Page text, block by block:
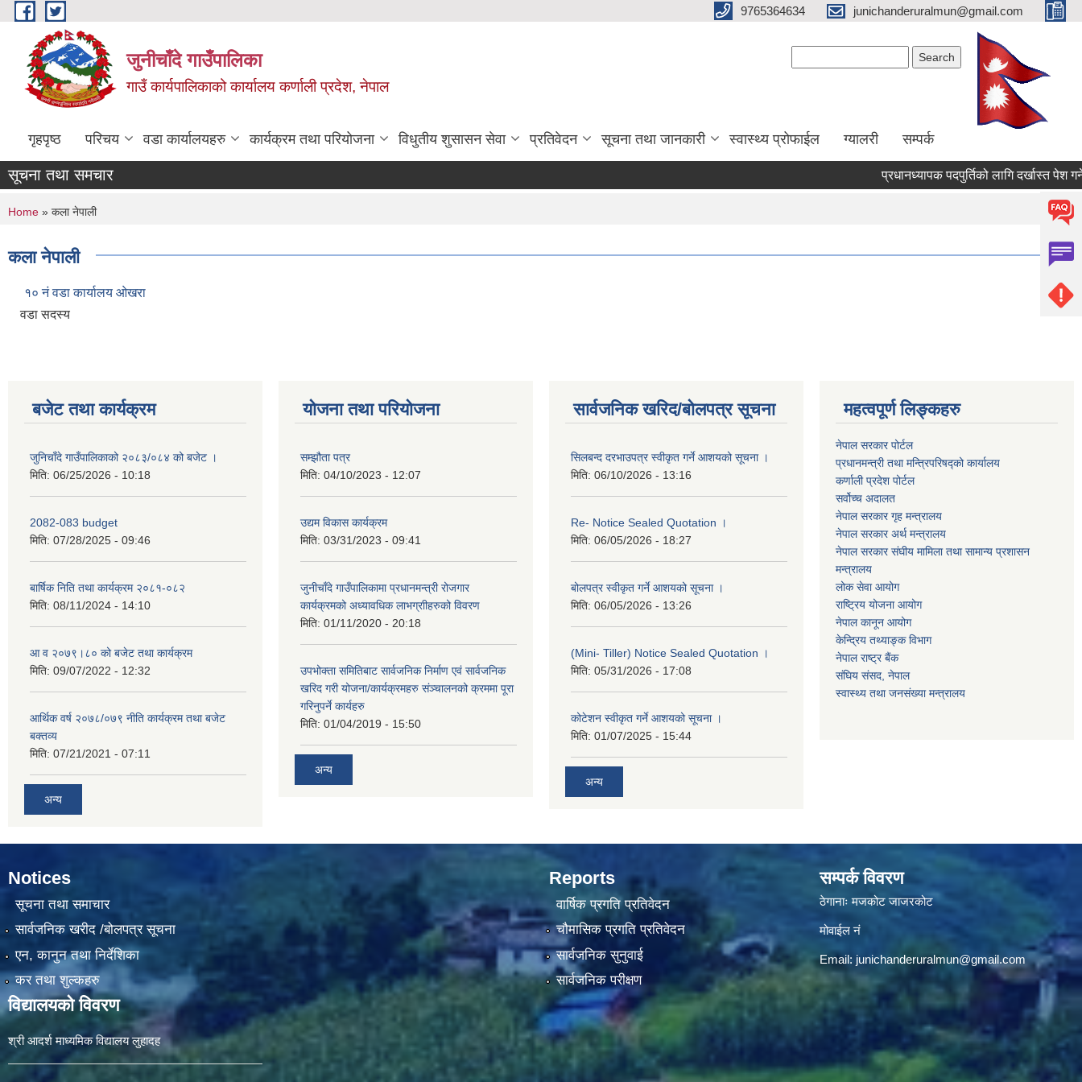
Skip to main content 9765364634 junichanderuralmun@gmail.com
जुनीचाँदे गाउँपालिका
गाउँ कार्यपालिकाको कार्यालय कर्णाली प्रदेश, नेपाल
गृहपृष्ठ परिचय वडा कार्यालयहरु कार्यक्रम तथा परियोजना विधुतीय शुसासन सेवा प्रतिवेदन सूचना तथा जानकारी स्वास्थ्य प्रोफाईल ग्यालरी सम्पर्क
सूचना तथा समचार प्रधानध्यापक पदपुर्तिको लागि दर्खास्त पेश गर्ने
You are here
Home » कला नेपाली
कला नेपाली
१० नं वडा कार्यालय ओखरा
वडा सदस्य
बजेट तथा कार्यक्रम
जुनिचाँदे गाउँपालिकाको २०८३/०८४ को बजेट ।
मिति: 06/25/2026 - 10:18
2082-083 budget
मिति: 07/28/2025 - 09:46
बार्षिक निति तथा कार्यक्रम २०८१-०८२
मिति: 08/11/2024 - 14:10
आ व २०७९।८० को बजेट तथा कार्यक्रम
मिति: 09/07/2022 - 12:32
आर्थिक वर्ष २०७८/०७९ नीति कार्यक्रम तथा बजेट
बक्तव्य
मिति: 07/21/2021 - 07:11
अन्य
योजना तथा परियोजना
सम्झौता पत्र
मिति: 04/10/2023 - 12:07
उद्यम विकास कार्यक्रम
मिति: 03/31/2023 - 09:41
जुनीचाँदे गाउँपालिकामा प्रधानमन्‍त्री रोजगार
कार्यक्रमको अध्यावधिक लाभग्राीहरुको विवरण
मिति: 01/11/2020 - 20:18
उपभोक्ता समितिबाट सार्वजनिक निर्माण एवं सार्वजनिक
खरिद गरी योजना/कार्यक्रमहरु संञ्‍चालनको क्रममा पूरा
गरिनुपर्ने कार्यहरु
मिति: 01/04/2019 - 15:50
अन्य
सार्वजनिक खरिद/बोलपत्र सूचना
सिलबन्द दरभाउपत्र स्वीकृत गर्ने आशयको सूचना ।
मिति: 06/10/2026 - 13:16
Re- Notice Sealed Quotation ।
मिति: 06/05/2026 - 18:27
बोलपत्र स्वीकृत गर्ने आशयको सूचना ।
मिति: 06/05/2026 - 13:26
(Mini- Tiller) Notice Sealed Quotation ।
मिति: 05/31/2026 - 17:08
कोटेशन स्वीकृत गर्ने आशयको सूचना ।
मिति: 01/07/2025 - 15:44
अन्य
महत्वपूर्ण लिङ्कहरु
नेपाल सरकार पोर्टल
प्रधानमन्‍‍त्री तथा मन्‍त्रिपरिषद्को कार्यालय
कर्णाली प्रदेश पोर्टल
सर्वोच्‍च अदालत
नेपाल सरकार गृह मन्‍‍‍त्रालय
नेपाल सरकार अर्थ मन्‍त्रालय
नेपाल सरकार संघीय मामिला तथा सामान्य प्रशासन
मन्‍त्रालय
लोक सेवा आयोग
राष्‍ट्रिय योजना आयोग
नेपाल कानून आयोग
केन्द्रिय तथ्याङ्क विभाग
नेपाल राष्‍ट्र बैंक
संघिय संसद, नेपाल
स्वास्थ्य तथा जनसंख्या मन्त्रालय
Notices
सूचना तथा समाचार
सार्वजनिक खरीद /बोलपत्र सूचना
एन, कानुन तथा निर्देशिका
कर तथा शुल्कहरु
विद्यालयको विवरण
श्री आदर्श माध्यमिक विद्यालय लुहादह
Reports
वार्षिक प्रगति प्रतिवेदन
चौमासिक प्रगति प्रतिवेदन
सार्वजनिक सुनुवाई
सार्वजनिक परीक्षण
सम्पर्क विवरण
ठेगानाः मजकोट जाजरकोट
मोवाईल नं
Email: junichanderuralmun@gmail.com